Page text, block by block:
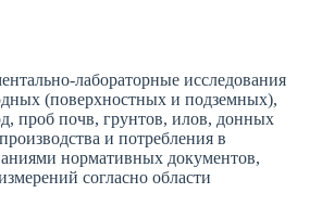
лабораторные исследования
(поверхностных и подземных),
проб почв, грунтов, илов, донных
и потребления в
нормативных документов,
согласно области